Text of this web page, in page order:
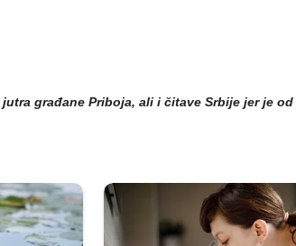
građane Priboja, ali i čitave Srbije jer je